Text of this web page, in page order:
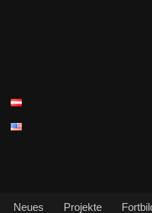
Neues Projekte